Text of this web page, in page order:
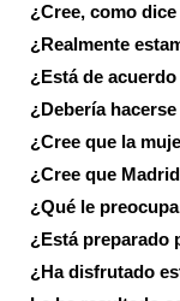
¿Cree, como
¿Realmente
¿Está de
¿Debería
¿Cree que la
¿Cree que
¿Qué le
¿Está preparado
¿Ha disfrutado